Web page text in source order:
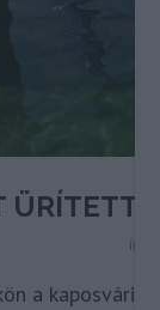
írta
a kaposvári